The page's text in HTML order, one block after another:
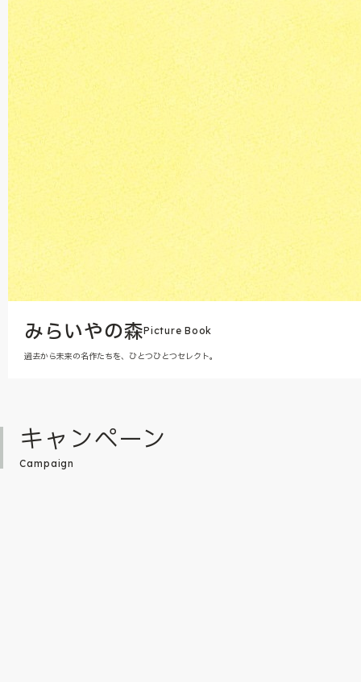
みらいやの森Picture Book
過去から未来の名作たちを、ひとつひとつセレクト。
キャンペーン
Campaign